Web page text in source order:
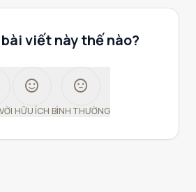
viết này thế nào?
sentiment_satisfied
HỮU ÍCH
sentiment_neutral
BÌNH THƯỜNG